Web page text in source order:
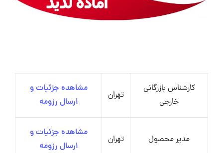
کارشناس بازرگانی
خارجی
تهران
مشاهده جزئیات و
ارسال رزومه
مدیر محصول تهران
مشاهده جزئیات و
ارسال رزومه